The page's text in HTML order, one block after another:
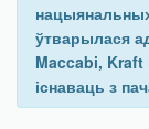
ўтварылася
Maccabi, Kraft
існаваць з